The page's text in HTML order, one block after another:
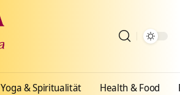
Yoga & Spiritualität Health & Food